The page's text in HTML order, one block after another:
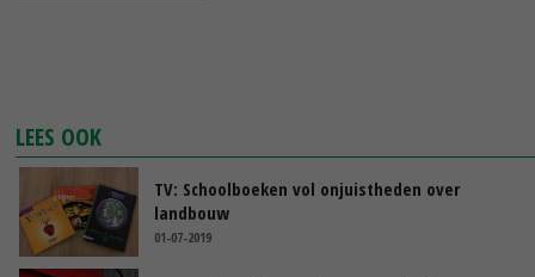
LEES OOK
TV: Schoolboeken vol onjuistheden over
landbouw
01-07-2019